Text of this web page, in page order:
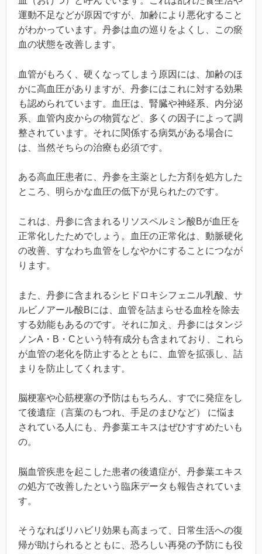
運動不足などが原因ですが、加齢により悪化すること
がわかっています。丹参は血の巡りをよくし、この瘀
血の状態を改善します。
血管がもろく、硬くなってしまう原因には、加齢のほ
かに高血圧がありますが、丹参にはこれに対する効果
も認められています。血圧は、腎臓や神経系、内分泌
系、血管内皮からの物質など、多くの因子によって調
整されています。それに関係する病気がある場合に
は、当然そちらの治療も必須です。
ある高血圧患者に、丹参を主薬とした方剤を処方した
ところ、明らかな血圧の低下が見られたのです。
これは、丹参に含まれるリソスペルミン酸Bが血圧を
正常化したためでしょう。血圧の正常化は、動脈硬化
の改善、すなわち血管をしなやかにすることにつなが
ります。
また、丹参に含まれるシヒドロキシフェニル乳酸、サ
ルビノアール酸Bには、血管を詰まらせる血栓を除去
する効能もあるのです。それに加え、丹参にはタンジ
ノンA・B・Cという特有成分も含まれており、これら
が血管の老化を防止するとともに、血管を拡張し、詰
まりを防止してくれます。
脳梗塞や心筋梗塞の予防はもちろん、すでに発症をし
て後遺症（言葉のもつれ、手足のまひなど） に悩ま
されている人にも、丹参葉エキスはぜひすすめたいも
の。
脳血管疾患を起こした患者の後遺症が、丹参葉エキス
の処方で改善したという臨床データも報告されていま
す。
そうなればリハビリ効果も高まって、日常生活への復
帰が助けられるとともに、恐ろしい再発の予防にも役